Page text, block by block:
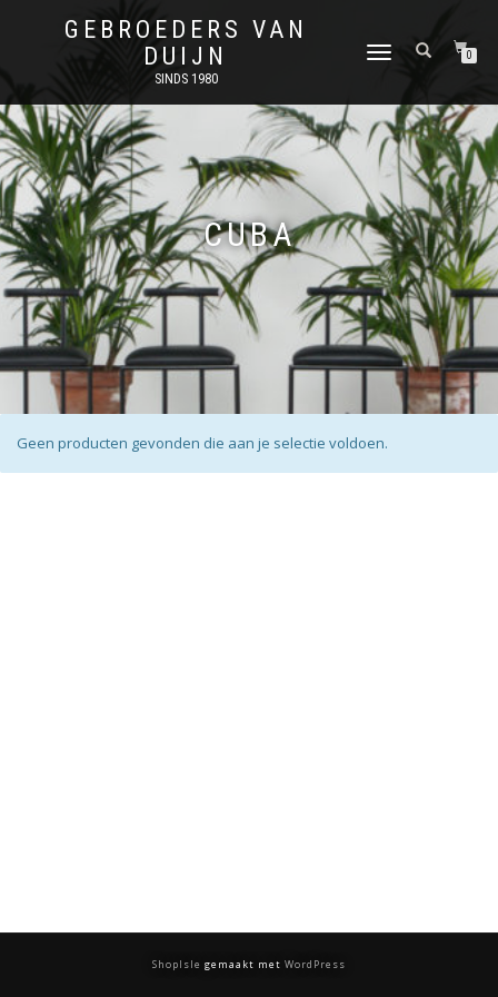
GEBROEDERS VAN
DUIJN
SINDS 1980
SCHAKEL
0
CUBA
Geen producten gevonden die aan je selectie voldoen.
ShopIsle gemaakt met WordPress